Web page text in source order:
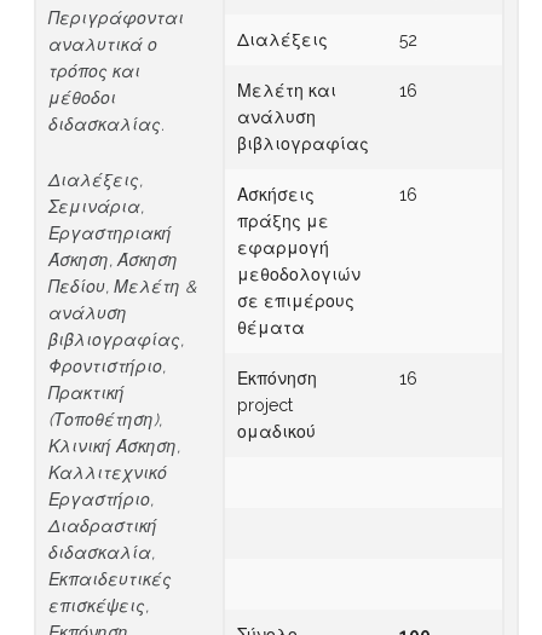
Περιγράφονται
αναλυτικά ο
τρόπος και
μέθοδοι
διδασκαλίας.
Διαλέξεις,
Σεμινάρια,
Εργαστηριακή
Άσκηση, Άσκηση
Πεδίου, Μελέτη &
ανάλυση
βιβλιογραφίας,
Φροντιστήριο,
Πρακτική
(Τοποθέτηση),
Κλινική Άσκηση,
Καλλιτεχνικό
Εργαστήριο,
Διαδραστική
διδασκαλία,
Εκπαιδευτικές
επισκέψεις,
Διαλέξεις 52
Μελέτη και
ανάλυση
βιβλιογραφίας
16
Ασκήσεις
πράξης με
εφαρμογή
μεθοδολογιών
σε επιμέρους
θέματα
16
Εκπόνηση
project
ομαδικού
16